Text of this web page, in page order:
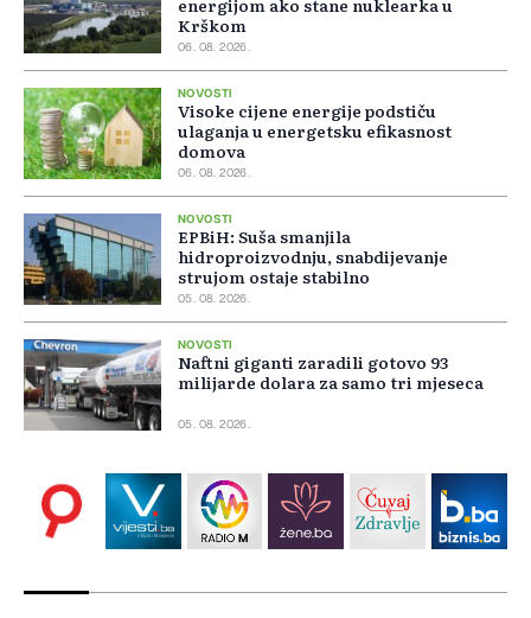
energijom ako stane nuklearka u
Krškom
06. 08. 2026.
NOVOSTI
Visoke cijene energije podstiču
ulaganja u energetsku efikasnost
domova
06. 08. 2026.
NOVOSTI
EPBiH: Suša smanjila
hidroproizvodnju, snabdijevanje
strujom ostaje stabilno
05. 08. 2026.
NOVOSTI
Naftni giganti zaradili gotovo 93
milijarde dolara za samo tri mjeseca
05. 08. 2026.